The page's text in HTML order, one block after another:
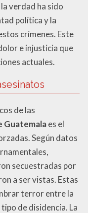
verdad ha sido
política y la
crímenes. Este
e injusticia que
actuales.
de las
Guatemalaes el
Según datos
secuestradas por
a ser vistas. Estas
terror entre la
de disidencia. La